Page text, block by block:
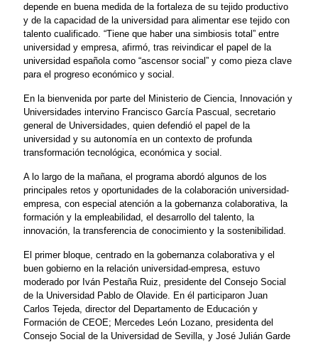
depende en buena medida de la fortaleza de su tejido productivo
y de la capacidad de la universidad para alimentar ese tejido con
talento cualificado. “Tiene que haber una simbiosis total” entre
universidad y empresa, afirmó, tras reivindicar el papel de la
universidad española como “ascensor social” y como pieza clave
para el progreso económico y social.
En la bienvenida por parte del Ministerio de Ciencia, Innovación y
Universidades intervino Francisco García Pascual, secretario
general de Universidades, quien defendió el papel de la
universidad y su autonomía en un contexto de profunda
transformación tecnológica, económica y social.
A lo largo de la mañana, el programa abordó algunos de los
principales retos y oportunidades de la colaboración universidad-
empresa, con especial atención a la gobernanza colaborativa, la
formación y la empleabilidad, el desarrollo del talento, la
innovación, la transferencia de conocimiento y la sostenibilidad.
El primer bloque, centrado en la gobernanza colaborativa y el
buen gobierno en la relación universidad-empresa, estuvo
moderado por Iván Pestaña Ruiz, presidente del Consejo Social
de la Universidad Pablo de Olavide. En él participaron Juan
Carlos Tejeda, director del Departamento de Educación y
Formación de CEOE; Mercedes León Lozano, presidenta del
Consejo Social de la Universidad de Sevilla, y José Julián Garde